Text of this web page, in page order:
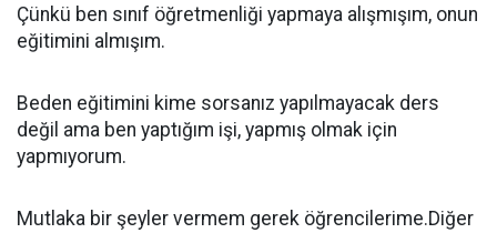
Çünkü ben sınıf öğretmenliği yapmaya alışmışım, onun
eğitimini almışım.
Beden eğitimini kime sorsanız yapılmayacak ders
değil ama ben yaptığım işi, yapmış olmak için
yapmıyorum.
Mutlaka bir şeyler vermem gerek öğrencilerime.Diğer